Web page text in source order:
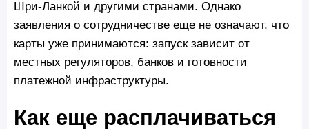
Шри-Ланкой и другими странами. Однако
заявления о сотрудничестве еще не означают, что
карты уже принимаются: запуск зависит от
местных регуляторов, банков и готовности
платежной инфраструктуры.
Как еще расплачиваться